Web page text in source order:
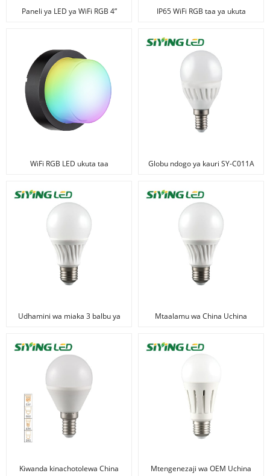
Paneli ya LED ya WiFi RGB 4” IP65 WiFi RGB taa ya ukuta
WiFi RGB LED ukuta taa Globu ndogo ya kauri SY-C011A
Udhamini wa miaka 3 balbu ya
Mtaalamu wa China Uchina
Kiwanda kinachotolewa China
Mtengenezaji wa OEM Uchina